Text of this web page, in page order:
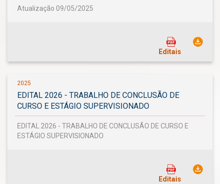
Atualização 09/05/2025
Editais
2025
EDITAL 2026 - TRABALHO DE CONCLUSÃO DE
CURSO E ESTÁGIO SUPERVISIONADO
EDITAL 2026 - TRABALHO DE CONCLUSÃO DE CURSO E
ESTÁGIO SUPERVISIONADO
Editais